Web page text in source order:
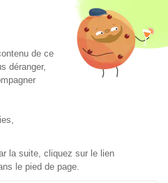
pour entreprise
Rejoignez-nous
Traiteur